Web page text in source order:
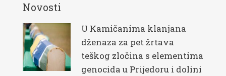
Novosti
U Kamičanima klanjana
dženaza za pet žrtava
teškog zločina s elementima
genocida u Prijedoru i dolini